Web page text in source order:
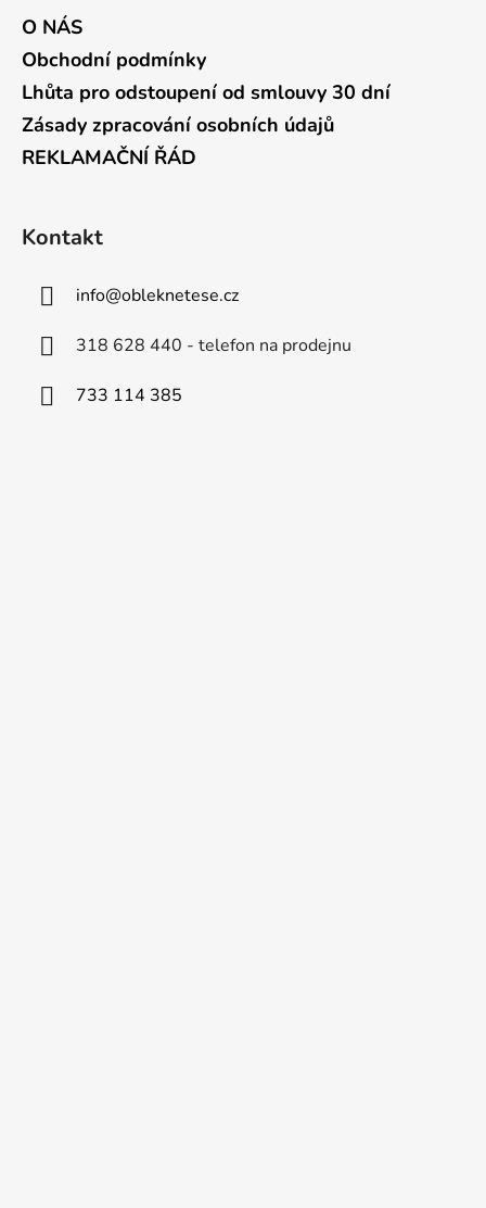
O NÁS
Obchodní podmínky
Lhůta pro odstoupení od smlouvy 30 dní
Zásady zpracování osobních údajů
REKLAMAČNÍ ŘÁD
Kontakt
info@obleknetese.cz
318 628 440 - telefon na prodejnu
733 114 385